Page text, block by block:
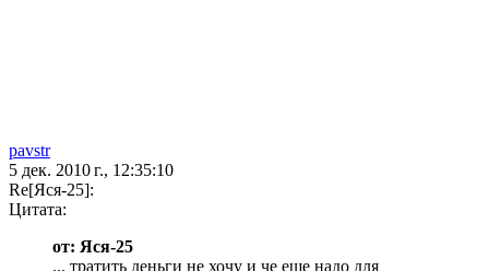
pavstr
5 дек. 2010 г., 12:35:10
Re[Яся-25]:
Цитата:
от: Яся-25
... тратить деньги не хочу и че еще надо для